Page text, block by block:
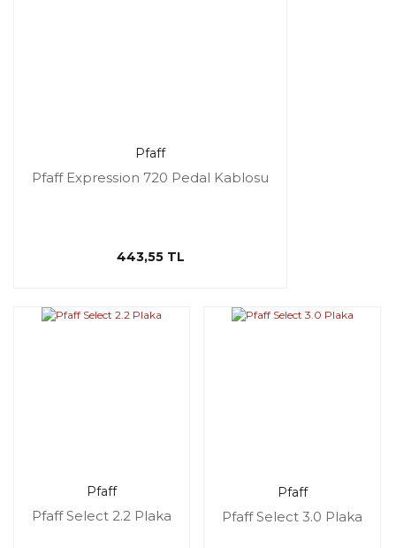
Pfaff
Pfaff Expression 720 Pedal Kablosu
443,55 TL
Pfaff
Pfaff Select 2.2 Plaka
Pfaff
Pfaff Select 3.0 Plaka